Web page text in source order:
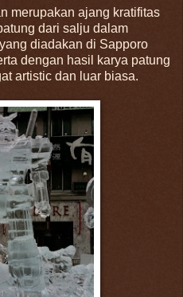
merupakan ajang kratifitas
dari salju dalam
diadakan di Sapporo
dengan hasil karya patung
artistic dan luar biasa.